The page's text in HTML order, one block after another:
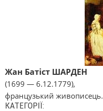
Жан Батіст ШАРДЕН
(1699 — 6.12.1779),
французький живописець.
КАТЕГОРІЇ: